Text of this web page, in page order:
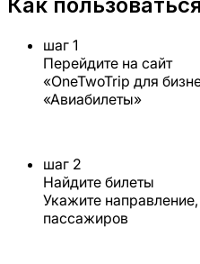
шаг 1
Перейдите на сайт
«OneTwoTrip для
«Авиабилеты»
шаг 2
Найдите билеты
Укажите
пассажиров